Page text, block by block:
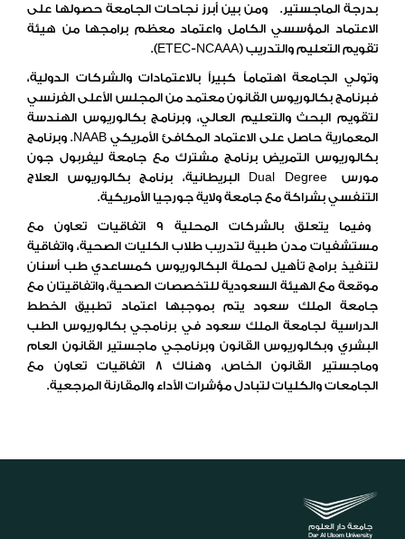
بدرجة الماجستير. ومن بين أبرز نجاحات الجامعة حصولها على
الاعتماد المؤسسي الكامل واعتماد معظم برامجها من هيئة
تقويم التعليم والتدريب (ETEC-NCAAA).
وتولي الجامعة اهتماماً كبيراً بالاعتمادات والشركات الدولية،
فبرنامج بكالوريوس القانون معتمد من المجلس الأعلى الفرنسي
لتقويم البحث والتعليم العالي، وبرنامج بكالوريوس الهندسة
المعمارية حاصل على الاعتماد المكافئ الأمريكي NAAB. وبرنامج
بكالوريوس التمريض برنامج مشترك مع جامعة ليفربول جون
مورس Dual Degree البريطانية، برنامج بكالوريوس العلاج
التنفسي بشراكة مع جامعة ولاية جورجيا الأمريكية.
وفيما يتعلق بالشركات المحلية 9 اتفاقيات تعاون مع
مستشفيات مدن طبية لتدريب طلاب الكليات الصحية، واتفاقية
لتنفيذ برامج تأهيل لحملة البكالوريوس كمساعدي طب أسنان
موقعة مع الهيئة السعودية للتخصصات الصحية، واتفاقيتان مع
جامعة الملك سعود يتم بموجبها اعتماد تطبيق الخطط
الدراسية لجامعة الملك سعود في برنامجي بكالوريوس الطب
البشري وبكالوريوس القانون وبرنامجي ماجستير القانون العام
وماجستير القانون الخاص، وهناك 8 اتفاقيات تعاون مع
الجامعات والكليات لتبادل مؤشرات الأداء والمقارنة المرجعية.